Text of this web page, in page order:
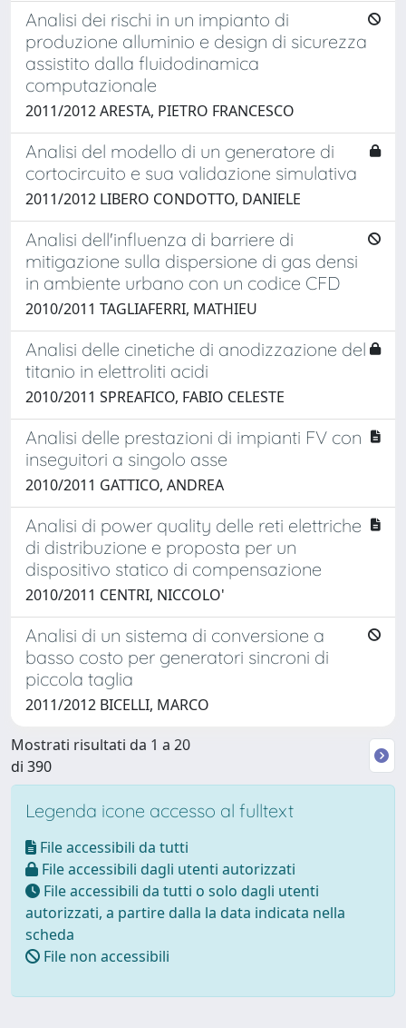
Analisi dei rischi in un impianto di
produzione alluminio e design di sicurezza
assistito dalla fluidodinamica
computazionale
2011/2012 ARESTA, PIETRO FRANCESCO
Analisi del modello di un generatore di
cortocircuito e sua validazione simulativa
2011/2012 LIBERO CONDOTTO, DANIELE
Analisi dell'influenza di barriere di
mitigazione sulla dispersione di gas densi
in ambiente urbano con un codice CFD
2010/2011 TAGLIAFERRI, MATHIEU
Analisi delle cinetiche di anodizzazione del
titanio in elettroliti acidi
2010/2011 SPREAFICO, FABIO CELESTE
Analisi delle prestazioni di impianti FV con
inseguitori a singolo asse
2010/2011 GATTICO, ANDREA
Analisi di power quality delle reti elettriche
di distribuzione e proposta per un
dispositivo statico di compensazione
2010/2011 CENTRI, NICCOLO'
Analisi di un sistema di conversione a
basso costo per generatori sincroni di
piccola taglia
2011/2012 BICELLI, MARCO
Mostrati risultati da 1 a 20
di 390
Legenda icone accesso al fulltext
File accessibili da tutti
File accessibili dagli utenti autorizzati
File accessibili da tutti o solo dagli utenti
autorizzati, a partire dalla la data indicata nella
scheda
File non accessibili